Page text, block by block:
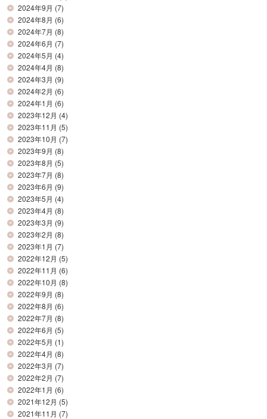
2024年9月 (7)
2024年8月 (6)
2024年7月 (8)
2024年6月 (7)
2024年5月 (4)
2024年4月 (8)
2024年3月 (9)
2024年2月 (6)
2024年1月 (6)
2023年12月 (4)
2023年11月 (5)
2023年10月 (7)
2023年9月 (8)
2023年8月 (5)
2023年7月 (8)
2023年6月 (9)
2023年5月 (4)
2023年4月 (8)
2023年3月 (9)
2023年2月 (8)
2023年1月 (7)
2022年12月 (5)
2022年11月 (6)
2022年10月 (8)
2022年9月 (8)
2022年8月 (6)
2022年7月 (8)
2022年6月 (5)
2022年5月 (1)
2022年4月 (8)
2022年3月 (7)
2022年2月 (7)
2022年1月 (6)
2021年12月 (5)
2021年11月 (7)